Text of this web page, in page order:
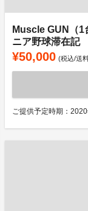
Muscle GUN（1
ニア野球滞在記
¥50,000 (税込/送
ご提供予定時期：